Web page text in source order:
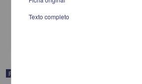
Latina y el Caribe, UNAM
Artes y Humanidades
Publicación editorial
Texto completo